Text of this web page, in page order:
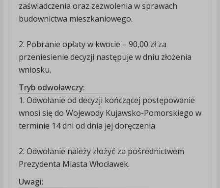
zaświadczenia oraz zezwolenia w sprawach
budownictwa mieszkaniowego.
2. Pobranie opłaty w kwocie – 90,00 zł za
przeniesienie decyzji następuje w dniu złożenia
wniosku.
Tryb odwoławczy:
1. Odwołanie od decyzji kończącej postępowanie
wnosi się do Wojewody Kujawsko-Pomorskiego w
terminie 14 dni od dnia jej doręczenia
2. Odwołanie należy złożyć za pośrednictwem
Prezydenta Miasta Włocławek.
Uwagi: